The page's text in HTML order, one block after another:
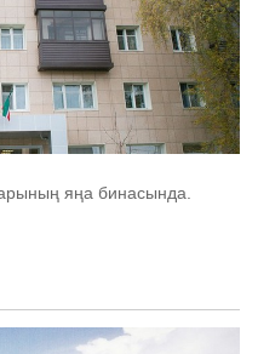
яңа бинасында.